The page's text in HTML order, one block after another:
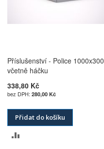
Příslušenství - Police 1000x300
včetně háčku
338,80 Kč
280,00 Kč
Přidat do košíku